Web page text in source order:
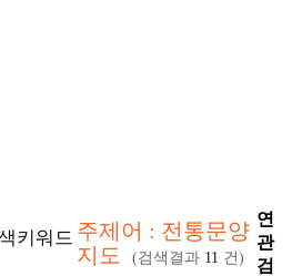
키워드 주제어 : 전통문양
지도
(검색결과 11 건)
연
관
검